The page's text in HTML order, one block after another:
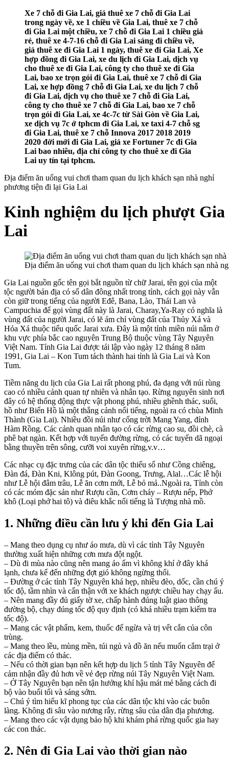
Xe 7 chỗ đi Gia Lai, giá thuê xe 7 chỗ đi Gia Lai
trong ngày về, xe 1 chiều về Gia Lai, thuê xe 7 chỗ
đi Gia Lai một chiều, xe 7 chỗ đi Gia Lai 1 chiều giá
rẻ, thuê xe 4-7-16 chỗ đi Gia Lai sáng đi chiều về,
giá thuê xe đi Gia Lai 1 ngày, thuê xe đi Gia Lai, Xe
hợp đồng đi Gia Lai, xe du lịch đi Gia Lai, dịch vụ
cho thuê xe đi Gia Lai, công ty cho thuê xe đi Gia
Lai, bao xe trọn gói đi Gia Lai, thuê xe 7 chỗ đi Gia
Lai, xe hợp đồng 7 chỗ đi Gia Lai, xe du lịch 7 chỗ
đi Gia Lai, dịch vụ cho thuê xe 7 chỗ đi Gia Lai,
công ty cho thuê xe 7 chỗ đi Gia Lai, bao xe 7 chỗ
trọn gói đi Gia Lai, xe 4c-7c từ Sài Gòn về Gia Lai,
xe dịch vụ 7c ở tphcm đi Gia Lai, xe taxi 4-7 chỗ sg
đi Gia Lai, thuê xe 7 chỗ Innova 2017 2018 2019
2020 đời mới đi Gia Lai, giá xe Fortuner 7c đi Gia
Lai bao nhiêu, địa chỉ công ty cho thuê xe đi Gia
Lai uy tín tại tphcm.
Địa điểm ăn uống vui chơi tham quan du lịch khách sạn nhà nghỉ
phương tiện đi lại Gia Lai
Kinh nghiệm du lịch phượt Gia
Lai
Địa điểm ăn uống vui chơi tham quan du lịch khách sạn nhà
Gia Lai nguồn gốc tên gọi bắt nguồn từ chữ Jarai, tên gọi của một
tộc người bản địa có số dân đông nhất trong tỉnh, cách gọi này vẫn
còn giữ trong tiếng của người Eđê, Bana, Lào, Thái Lan và
Campuchia để gọi vùng đất này là Jarai, Charay,Ya-Ray có nghĩa là
vùng đất của người Jarai, có lẽ ám chỉ vùng đất của Thủy Xá và
Hỏa Xá thuộc tiểu quốc Jarai xưa. Đây là một tỉnh miền núi nằm ở
khu vực phía bắc cao nguyên Trung Bộ thuộc vùng Tây Nguyên
Việt Nam. Tỉnh Gia Lai được tái lập vào ngày 12 tháng 8 năm
1991, Gia Lai – Kon Tum tách thành hai tỉnh là Gia Lai và Kon
Tum.
Tiềm năng du lịch của Gia Lai rất phong phú, đa dạng với núi rùng
cao có nhiều cảnh quan tự nhiên và nhân tạo. Rừng nguyên sinh nơi
đây có hệ thống động thực vật phong phú, nhiều ghềnh thác, suối,
hồ như Biển Hồ là một thắng cảnh nổi tiếng, ngoài ra có chùa Minh
Thành (Gia Lai). Nhiều đồi núi như cổng trời Mang Yang, đỉnh
Hàm Rồng. Các cảnh quan nhân tạo có các rừng cao su, đồi chè, cà
phê bạt ngàn. Kết hợp với tuyến đường rừng, có các tuyến dã ngoại
bằng thuyền trên sông, cưỡi voi xuyên rừng,v.v…
Các nhạc cụ đặc trưng của các dân tộc thiểu số như Cồng chiêng,
Đàn đá, Đàn Kni, Klông pút, Đàn Goong, Trưng, Alal…Các lễ hội
như Lễ hội đâm trâu, Lễ ăn cơm mới, Lễ bỏ mả..Ngoài ra, Tỉnh còn
có các móm đặc sản như Rượu cần, Cơm cháy – Rượu nếp, Phở
khô (Loại phở hai tô) và điêu khắc nổi tiếng là Tượng nhà mồ.
1. Những điều cần lưu ý khi đến Gia Lai
– Mang theo dụng cụ như áo mưa, dù vì các tỉnh Tây Nguyên
thường xuất hiện những cơn mưa đột ngột.
– Dù đi mùa nào cũng nên mang áo ấm vì không khí ở đây khá
lạnh, chưa kể đến những đợt gió không ngừng thổi.
– Đường ở các tỉnh Tây Nguyên khá hẹp, nhiều đèo, dốc, cần chú ý
tốc độ, tầm nhìn và cẩn thận với xe khách ngược chiều hay chạy ẩu.
– Nên mang đầy đủ giấy tờ xe, chấp hành đúng luật giao thông
đường bộ, chạy đúng tốc độ quy định (có khá nhiều trạm kiểm tra
tốc độ).
– Mang các vật phẩm, kem, thuốc để ngừa và trị vết cắn của côn
trùng.
– Mang theo lều, mùng mền, túi ngủ và đồ ăn nếu muốn cắm trại ở
các địa điểm có thác.
– Nếu có thời gian bạn nên kết hợp du lịch 5 tỉnh Tây Nguyên để
cảm nhận đầy đủ hơn về vẻ đẹp rừng núi Tây Nguyên Việt Nam.
– Ở Tây Nguyên bạn nên tận hưởng khí hậu mát mẻ bằng cách đi
bộ vào buổi tối và sáng sớm.
– Chú ý tìm hiểu kĩ phong tục của các dân tộc khi vào các buôn
làng. Không đi sâu vào nương rẫy, rừng sâu của dân địa phương.
– Mang theo các vật dụng bảo hộ khi khám phá rừng quốc gia hay
các con thác.
2. Nên đi Gia Lai vào thời gian nào